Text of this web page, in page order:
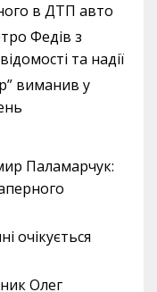
в ДТП авто
Федів з
та надії
виманив у
Паламарчук:
очікується
Олег